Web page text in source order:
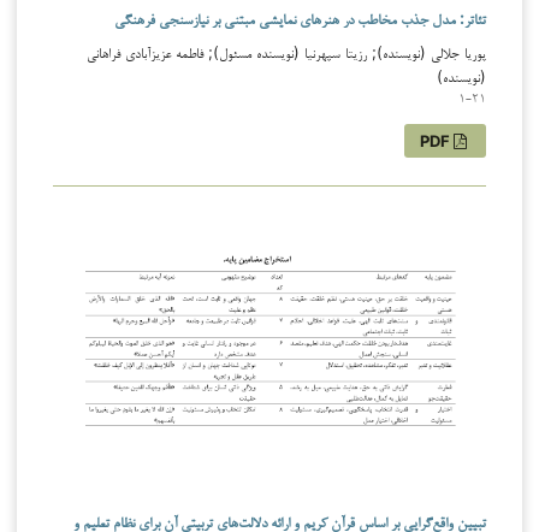
تئاتر: مدل جذب مخاطب در هنرهای نمایشی مبتنی بر نیازسنجی فرهنگی
پوریا جلالی (نویسنده); رزیتا سپهرنیا (نویسنده مسئول); فاطمه عزیزآبادی فراهانی
(نویسنده)
1-21
تبیین واقع‌گرایی بر اساس قرآن کریم و ارائه دلالت‌های تربیتی آن برای نظام تعلیم و